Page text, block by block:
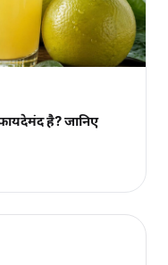
है? जानिए